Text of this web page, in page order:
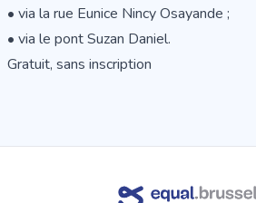
• via la rue Eunice Nincy Osayande ;
• via le pont Suzan Daniel.
Gratuit, sans inscription